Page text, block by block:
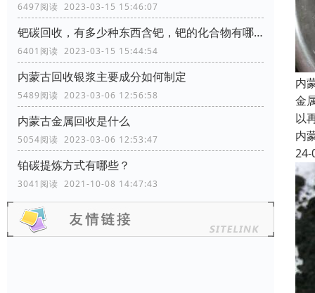
6497阅读 2023-03-15 15:46:07
钯碳回收，有多少种东西含钯，钯的化合物有哪些？
6401阅读 2023-03-15 15:44:54
内蒙古回收银浆主要成分如何制定
5489阅读 2023-03-06 12:56:58
内蒙古金属回收是什么
5054阅读 2023-03-06 12:53:47
铂碳提炼方式有哪些？
3041阅读 2021-10-08 14:47:43
内
金
以
内
24-